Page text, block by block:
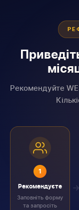
Рекомендуйте
1
Рекомендуєте
Заповніть форму
та запросіть